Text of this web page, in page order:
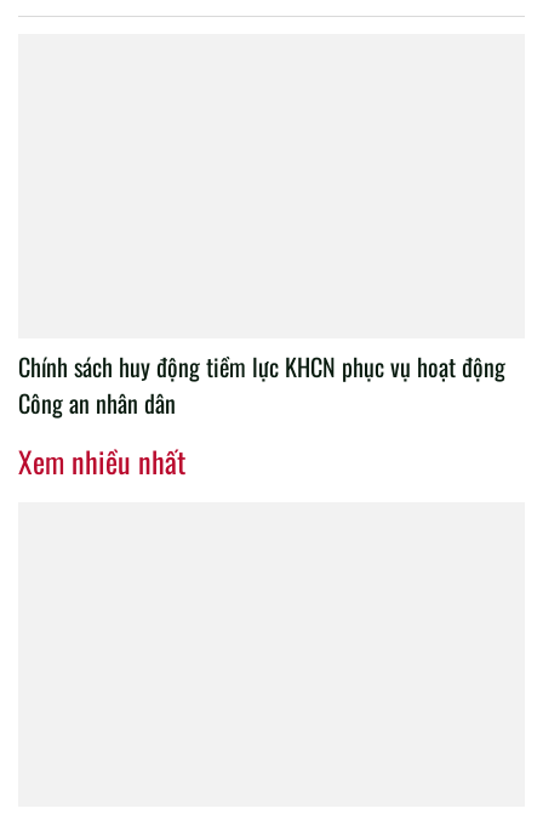
Chính sách huy động tiềm lực KHCN phục vụ hoạt động
Công an nhân dân
Xem nhiều nhất